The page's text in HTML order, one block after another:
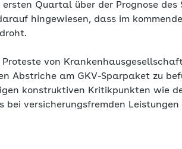
Quartal über der Prognose des
hingewiesen, dass im
von
Abstriche am GKV-Sparpaket zu
konstruktiven Kritikpunkten wie
versicherungsfremden